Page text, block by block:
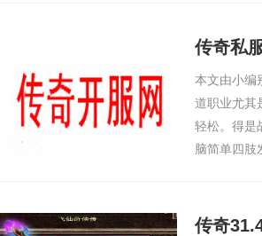
传奇私
本文由小编
道职业尤其
轻松。得是
脑简单四肢
传奇